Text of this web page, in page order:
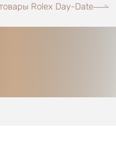
Rolex Day-Date